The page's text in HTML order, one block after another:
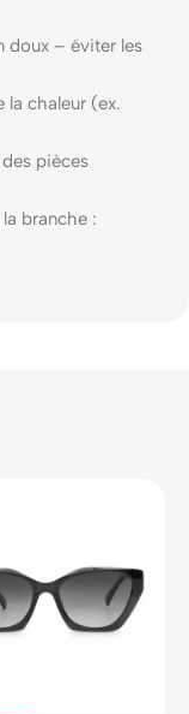
doux – éviter les
la chaleur (ex.
pièces
branche :